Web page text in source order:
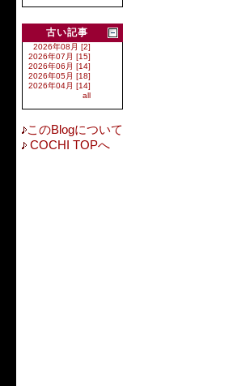
古い記事
2026年08月 [2]
2026年07月 [15]
2026年06月 [14]
2026年05月 [18]
2026年04月 [14]
all
このBlogについて
COCHI TOPへ